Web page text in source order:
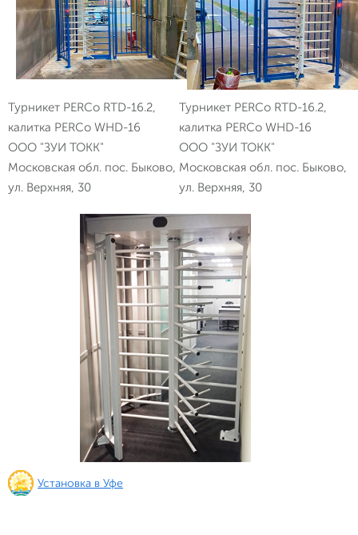
Турникет PERCo RTD-16.2,
калитка PERCo WHD-16
ООО "ЗУИ ТОКК"
Московская обл. пос. Быково,
ул. Верхняя, 30
Турникет PERCo RTD-16.2,
калитка PERCo WHD-16
ООО "ЗУИ ТОКК"
Московская обл. пос. Быково,
ул. Верхняя, 30
Установка в Уфе